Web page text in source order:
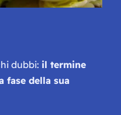
dubbi: il termine
fase della sua